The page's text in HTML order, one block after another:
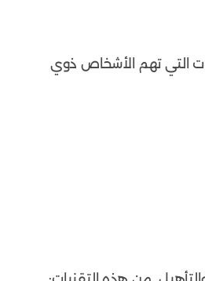
التي تهم الأشخاص ذوي